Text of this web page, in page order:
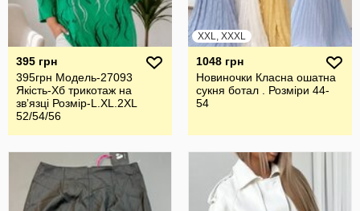
395 грн
395грн Модель-27093
Якість-Хб трикотаж на
звʼязці Розмір-L.XL.2XL
52/54/56
XXL, XXXL
1048 грн
Новиночки Класна ошатна
сукня ботал . Розміри 44-
54